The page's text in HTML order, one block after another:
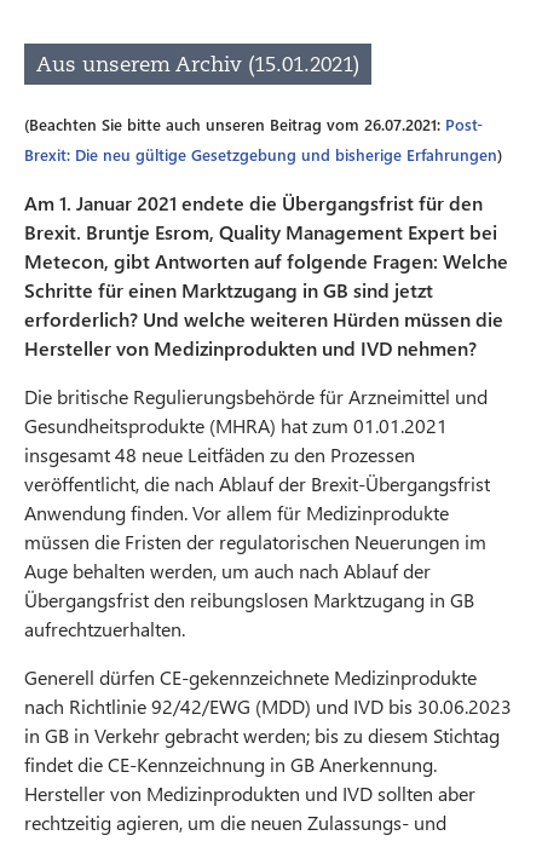
Aus unserem Archiv (15.01.2021)
(Beachten Sie bitte auch unseren Beitrag vom 26.07.2021: Post-
Brexit: Die neu gültige Gesetzgebung und bisherige Erfahrungen)
Am 1. Januar 2021 endete die Übergangsfrist für den
Brexit. Bruntje Esrom, Quality Management Expert bei
Metecon, gibt Antworten auf folgende Fragen: Welche
Schritte für einen Marktzugang in GB sind jetzt
erforderlich? Und welche weiteren Hürden müssen die
Hersteller von Medizinprodukten und IVD nehmen?
Die britische Regulierungsbehörde für Arzneimittel und
Gesundheitsprodukte (MHRA) hat zum 01.01.2021
insgesamt 48 neue Leitfäden zu den Prozessen
veröffentlicht, die nach Ablauf der Brexit-Übergangsfrist
Anwendung finden. Vor allem für Medizinprodukte
müssen die Fristen der regulatorischen Neuerungen im
Auge behalten werden, um auch nach Ablauf der
Übergangsfrist den reibungslosen Marktzugang in GB
aufrechtzuerhalten.
Generell dürfen CE-gekennzeichnete Medizinprodukte
nach Richtlinie 92/42/EWG (MDD) und IVD bis 30.06.2023
in GB in Verkehr gebracht werden; bis zu diesem Stichtag
findet die CE-Kennzeichnung in GB Anerkennung.
Hersteller von Medizinprodukten und IVD sollten aber
rechtzeitig agieren, um die neuen Zulassungs- und